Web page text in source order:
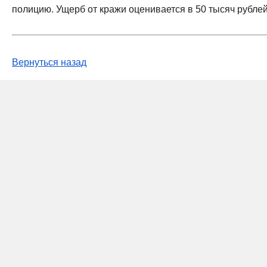
полицию. Ущерб от кражи оценивается в 50 тысяч
Вернуться назад